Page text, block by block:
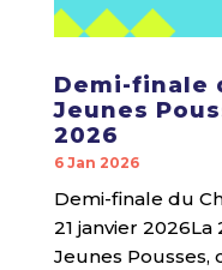
Demi-finale
Jeunes
2026
6 Jan 2026
Demi-finale du
21 janvier
Jeunes Pousses,